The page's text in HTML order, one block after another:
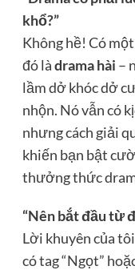
khổ?”
Không hề! Có
đó làdrama hài –
lầm dở khóc dở
nhộn. Nó vẫn có
nhưng cách giải
khiến bạn bật
thưởng thức
“Nên bắt đầu từ
Lời khuyên của
có tag “Ngọt”